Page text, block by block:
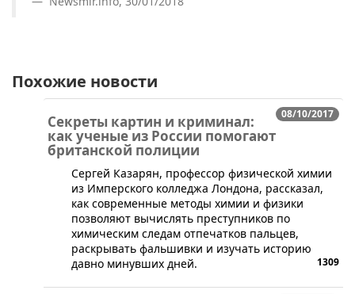
Похожие новости
08/10/2017
Секреты картин и криминал:
как ученые из России помогают
британской полиции
​Сергей Казарян, профессор физической химии
из Имперского колледжа Лондона, рассказал,
как современные методы химии и физики
позволяют вычислять преступников по
химическим следам отпечатков пальцев,
раскрывать фальшивки и изучать историю
давно минувших дней.
1309